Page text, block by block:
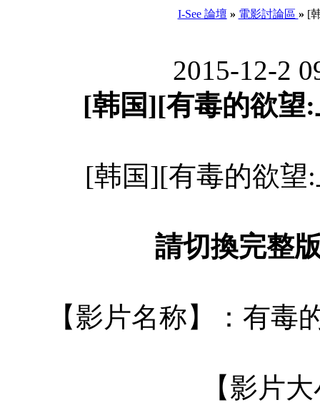
I-See 論壇 » 電影討論區 » [
2015-12-2
[韩国][有毒的欲望
[韩国][有毒的欲望
請切換完整
【影片名称】：有毒
【影片